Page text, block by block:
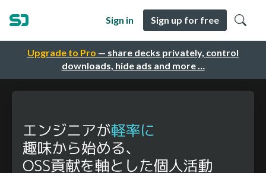
Upgrade to Pro — share decks privately, control
downloads, hide ads and more …
Sign in Sign up for free